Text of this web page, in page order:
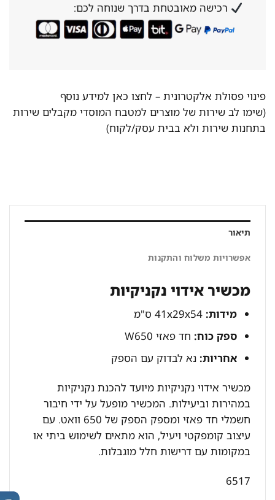
רכישה מאובטחת בדרך שנוחה לכם:
פינוי פסולת אלקטרונית –לחצו כאן למידע נוסף
(שימו לב שירות של מוצרים למטבח המוסדי מקבלים שירות
בתחנות שירות ולא בבית עסק/לקוח)
תיאור
אפשרויות משלוח והתקנות
מכשיר אידוי נקניקיות
מידות:41x29x54 ס"מ
ספק כוח:חד פאזי W650
אחריות:נא לבדוק עם הספק
מכשיר אידוי נקניקיות מיועד להכנת נקניקיות
במהירות וביעילות. המכשיר מופעל על ידי חיבור
חשמלי חד פאזי ומספק הספק של 650 וואט. עם
עיצוב קומפקטי ויעיל, הוא מתאים לשימוש ביתי או
במקומות עם דרישות חלל מוגבלות.
6517